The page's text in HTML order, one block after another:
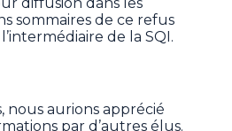
sommaires de ce refus
de la SQI.
nous aurions apprécié
par d’autres élus.